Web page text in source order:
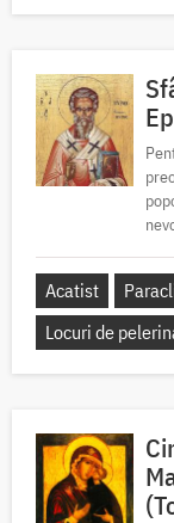
Acatist
Locuri de